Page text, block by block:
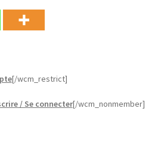
[/wcm_restrict]
/ Se connecter[/wcm_nonmember]